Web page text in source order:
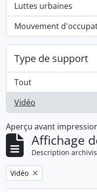
Luttes urbaines
, 1 résultats
Mouvement
, 1 résultats
Type de support
Tout
Vidéo
, 1 résultats
Aperçu avant
Affichage
Description
Remove filter:
Vidéo